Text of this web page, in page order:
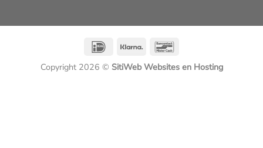
IDeal Klarna
Copyright 2026 © SitiWeb Websites en Hosting